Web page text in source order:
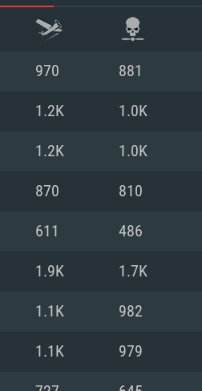
항
970 881
1.2K 1.0K
1.2K 1.0K
870 810
611 486
1.9K 1.7K
1.1K 982
1.1K 979